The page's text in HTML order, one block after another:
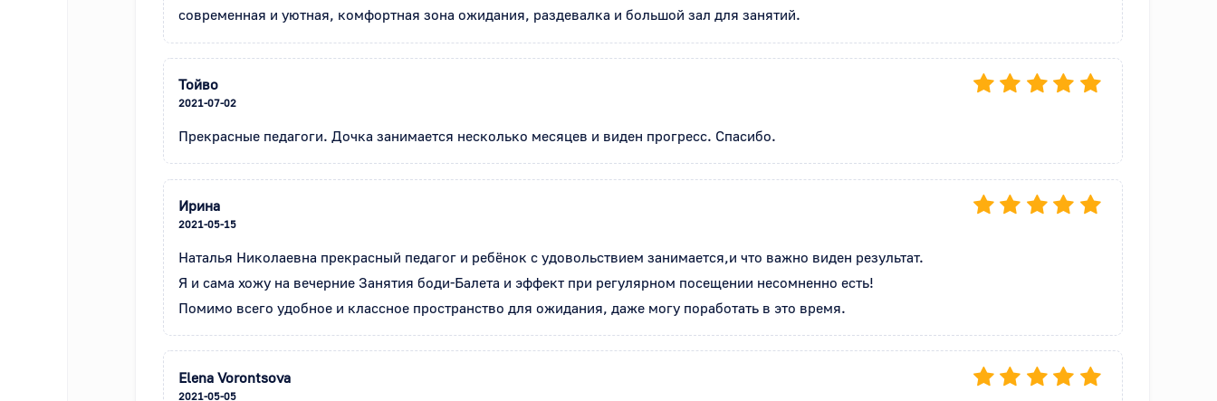
современная и уютная, комфортная зона ожидания, раздевалка и большой зал для занятий.
Тойво
2021-07-02
Прекрасные педагоги. Дочка занимается несколько месяцев и виден прогресс. Спасибо.
Ирина
2021-05-15
Наталья Николаевна прекрасный педагог и ребёнок с удовольствием занимается,и что важно виден результат.
Я и сама хожу на вечерние Занятия боди-Балета и эффект при регулярном посещении несомненно есть!
Помимо всего удобное и классное пространство для ожидания, даже могу поработать в это время.
Elena Vorontsova
2021-05-05